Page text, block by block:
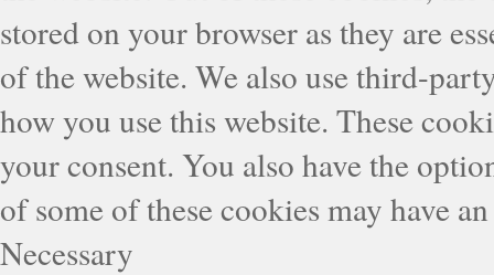
stored on your browser as they are
of the website. We also use third-
how you use this website. These
your consent. You also have the
of some of these cookies may have
Necessary